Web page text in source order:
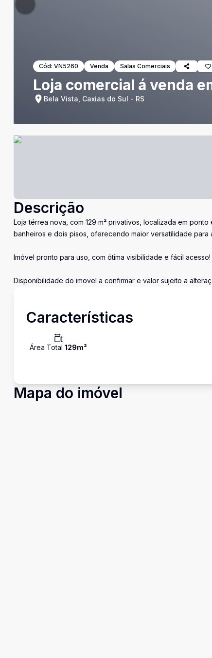
Cód: VN5260 Venda Salas Comerciais
Loja comercial á venda
Bela Vista, Caxias do Sul - RS
Descrição
Loja térrea nova, com 129 m² privativos, localizada em
banheiros e dois pisos, oferecendo maior versatilidade para
Imóvel pronto para uso, com ótima visibilidade e fácil acesso!
Disponibilidade do imovel a confirmar e valor sujeito a
Características
Área Total 129m²
Mapa do imóvel